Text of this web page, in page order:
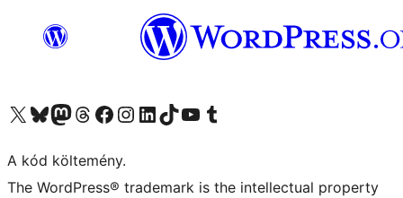
Visit our X (formerly Twitter) account
Visit our Bluesky account
Twitter csatornánk
Visit our Threads account
Facebook oldalunk megtekintése
Visit our Instagram account
Visit our LinkedIn account
Visit our TikTok account
Visit our YouTube channel
Visit our Tumblr account
A kód költemény.
The WordPress® trademark is the intellectual property